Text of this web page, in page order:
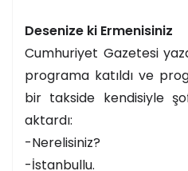
Desenize ki Ermenisiniz
Cumhuriyet Gazetesi
programa katıldı ve
bir takside kendisiyle
aktardı:
-Nerelisiniz?
-İstanbullu.